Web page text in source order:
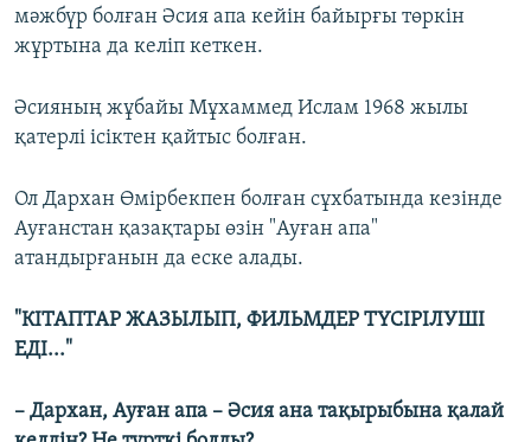
мәжбүр болған Әсия апа кейін байырғы төркін
жұртына да келіп кеткен.
Әсияның жұбайы Мұхаммед Ислам 1968 жылы
қатерлі ісіктен қайтыс болған.
Ол Дархан Өмірбекпен болған сұхбатында кезінде
Ауғанстан қазақтары өзін "Ауған апа"
атандырғанын да еске алады.
"КІТАПТАР ЖАЗЫЛЫП, ФИЛЬМДЕР ТҮСІРІЛУШІ
ЕДІ..."
– Дархан, Ауған апа – Әсия ана тақырыбына қалай